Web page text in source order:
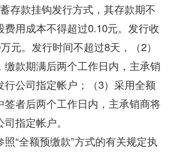
款挂钩发行方式，其存款期不
用成本不得超过0.10元。发行收
元。发行时间不超过8天，（2）
款期满后两个工作日内，主承销
公司指定帐户；（3）采用全额
签者后两个工作日内，主承销商将
指定帐户。
“全额预缴款”方式的有关规定执